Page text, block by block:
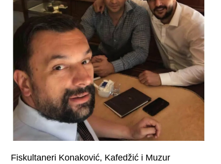
Fiskultaneri Konaković, Kafedžić i Muzur